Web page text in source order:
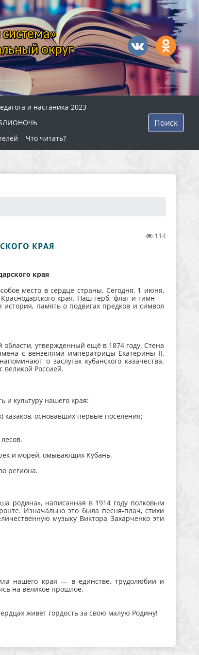
округ
и настаника-2023
Что читать?
Поиск
114
КРАЯ
края
место в сердце страны. Сегодня, 1 июня,
края. Наш герб, флаг и гимн —
память о подвигах предков и символ
области, утвержденный ещё в 1874 году. Стена
с вензелями императрицы Екатерины II,
о заслугах кубанского казачества.
Россией.
и культуру нашего края:
основавших первые поселения;
и морей, омывающих Кубань.
региона.
родина», написанная в 1914 году полковым
Изначально это была песня-плач, стихи
музыку Виктора Захарченко эти
нашего края — в единстве, трудолюбии и
на великое прошлое.
живёт гордость за свою малую Родину!